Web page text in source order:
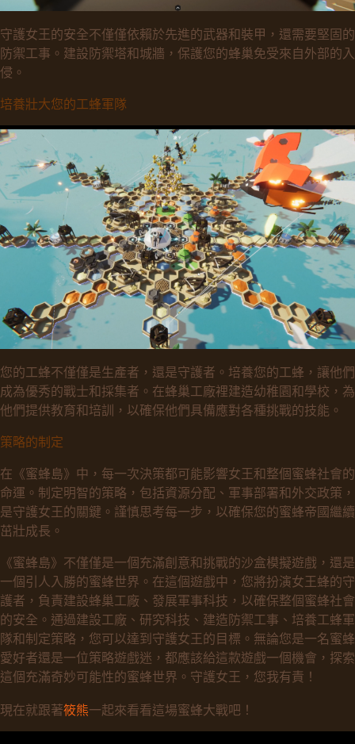
守護女王的安全不僅僅依賴於先進的武器和裝甲，還需要堅固的
防禦工事。建設防禦塔和城牆，保護您的蜂巢免受來自外部的入
侵。
培養壯大您的工蜂軍隊
您的工蜂不僅僅是生產者，還是守護者。培養您的工蜂，讓他們
成為優秀的戰士和採集者。在蜂巢工廠裡建造幼稚園和學校，為
他們提供教育和培訓，以確保他們具備應對各種挑戰的技能。
策略的制定
在《蜜蜂島》中，每一次決策都可能影響女王和整個蜜蜂社會的
命運。制定明智的策略，包括資源分配、軍事部署和外交政策，
是守護女王的關鍵。謹慎思考每一步，以確保您的蜜蜂帝國繼續
茁壯成長。
《蜜蜂島》不僅僅是一個充滿創意和挑戰的沙盒模擬遊戲，還是
一個引人入勝的蜜蜂世界。在這個遊戲中，您將扮演女王蜂的守
護者，負責建設蜂巢工廠、發展軍事科技，以確保整個蜜蜂社會
的安全。通過建設工廠、研究科技、建造防禦工事、培養工蜂軍
隊和制定策略，您可以達到守護女王的目標。無論您是一名蜜蜂
愛好者還是一位策略遊戲迷，都應該給這款遊戲一個機會，探索
這個充滿奇妙可能性的蜜蜂世界。守護女王，您我有責！
現在就跟著筱熊一起來看看這場蜜蜂大戰吧！